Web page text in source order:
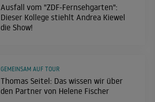
Ausfall vom "ZDF-Fernsehgarten":
Dieser Kollege stiehlt Andrea Kiewel
die Show!
Thomas Seitel: Das wissen wir über
den Partner von Helene Fischer
GEMEINSAM AUF TOUR